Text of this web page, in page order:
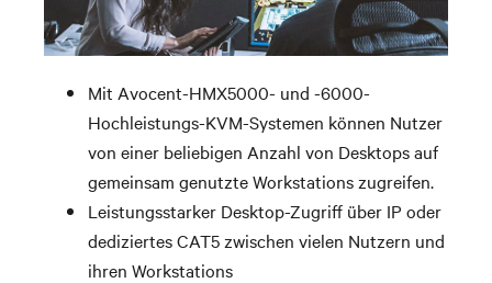
Mit Avocent-HMX5000- und -6000-
Hochleistungs-KVM-Systemen können Nutzer
von einer beliebigen Anzahl von Desktops auf
gemeinsam genutzte Workstations zugreifen.
Leistungsstarker Desktop-Zugriff über IP oder
dediziertes CAT5 zwischen vielen Nutzern und
ihren Workstations